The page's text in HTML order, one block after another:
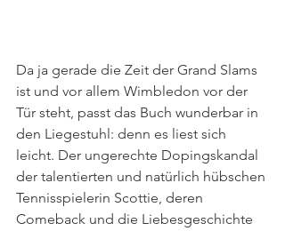
Da ja gerade die Zeit der Grand Slams
ist und vor allem Wimbledon vor der
Tür steht, passt das Buch wunderbar in
den Liegestuhl: denn es liest sich
leicht. Der ungerechte Dopingskandal
der talentierten und natürlich hübschen
Tennisspielerin Scottie, deren
Comeback und die Liebesgeschichte